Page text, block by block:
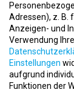
Das solltest du
Ausbildung
Wissen &
im Bereich
verständlich
Adressen), z. B.
Anzeigen- und
Verwendung
Einstellungen
aufgrund
Funktionen der